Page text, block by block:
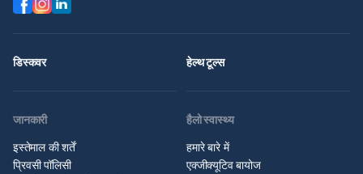
डिस्कवर हेल्थ टूल्स
जानकारी
इस्तेमाल की शर्तें
प्रिवसी पॉलिसी
हैलो स्वास्थ्य
हमारे बारे में
एक्जीक्यूटिव बायोज